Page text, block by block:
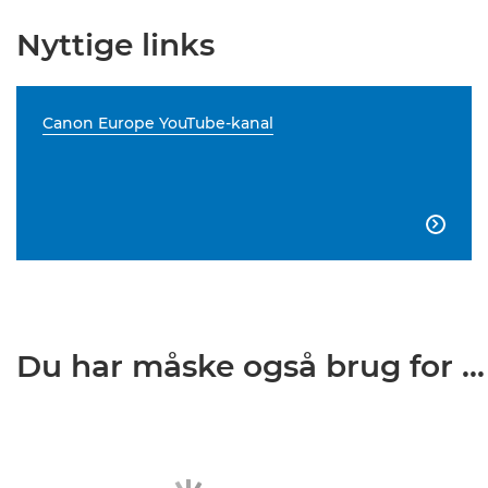
Nyttige links
Canon Europe YouTube-kanal

Du har måske også brug for ...